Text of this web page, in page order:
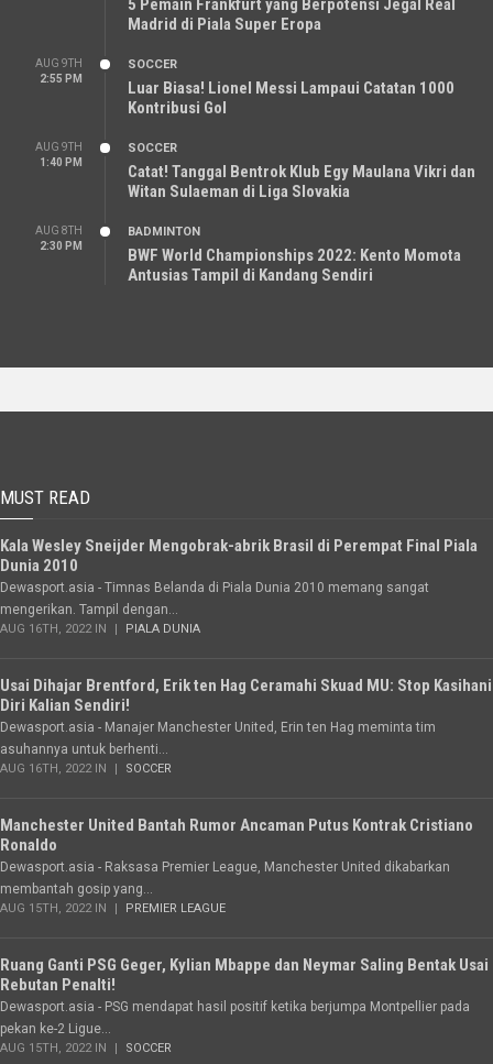
5 Pemain Frankfurt yang Berpotensi Jegal Real
Madrid di Piala Super Eropa
AUG 9TH
2:55 PM
SOCCER
Luar Biasa! Lionel Messi Lampaui Catatan 1000
Kontribusi Gol
AUG 9TH
1:40 PM
SOCCER
Catat! Tanggal Bentrok Klub Egy Maulana Vikri dan
Witan Sulaeman di Liga Slovakia
AUG 8TH
2:30 PM
BADMINTON
BWF World Championships 2022: Kento Momota
Antusias Tampil di Kandang Sendiri
MUST READ
Kala Wesley Sneijder Mengobrak-abrik Brasil di Perempat Final Piala
Dunia 2010
Dewasport.asia - Timnas Belanda di Piala Dunia 2010 memang sangat
mengerikan. Tampil dengan...
AUG 16TH, 2022 IN PIALA DUNIA
Usai Dihajar Brentford, Erik ten Hag Ceramahi Skuad MU: Stop Kasihani
Diri Kalian Sendiri!
Dewasport.asia - Manajer Manchester United, Erin ten Hag meminta tim
asuhannya untuk berhenti...
AUG 16TH, 2022 IN SOCCER
Manchester United Bantah Rumor Ancaman Putus Kontrak Cristiano
Ronaldo
Dewasport.asia - Raksasa Premier League, Manchester United dikabarkan
membantah gosip yang...
AUG 15TH, 2022 IN PREMIER LEAGUE
Ruang Ganti PSG Geger, Kylian Mbappe dan Neymar Saling Bentak Usai
Rebutan Penalti!
Dewasport.asia - PSG mendapat hasil positif ketika berjumpa Montpellier pada
pekan ke-2 Ligue...
AUG 15TH, 2022 IN SOCCER